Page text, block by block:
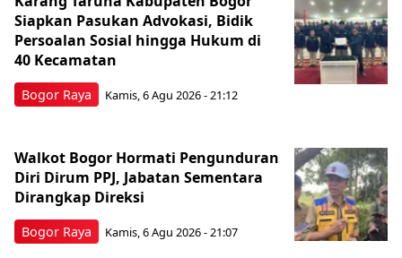
Bogor Raya
Siapkan Pasukan Advokasi, Bidik
Persoalan Sosial hingga Hukum di
40 Kecamatan
Kamis, 6 Agu 2026 - 21:12
Bogor Raya
Walkot Bogor Hormati Pengunduran
Diri Dirum PPJ, Jabatan Sementara
Dirangkap Direksi
Kamis, 6 Agu 2026 - 21:07